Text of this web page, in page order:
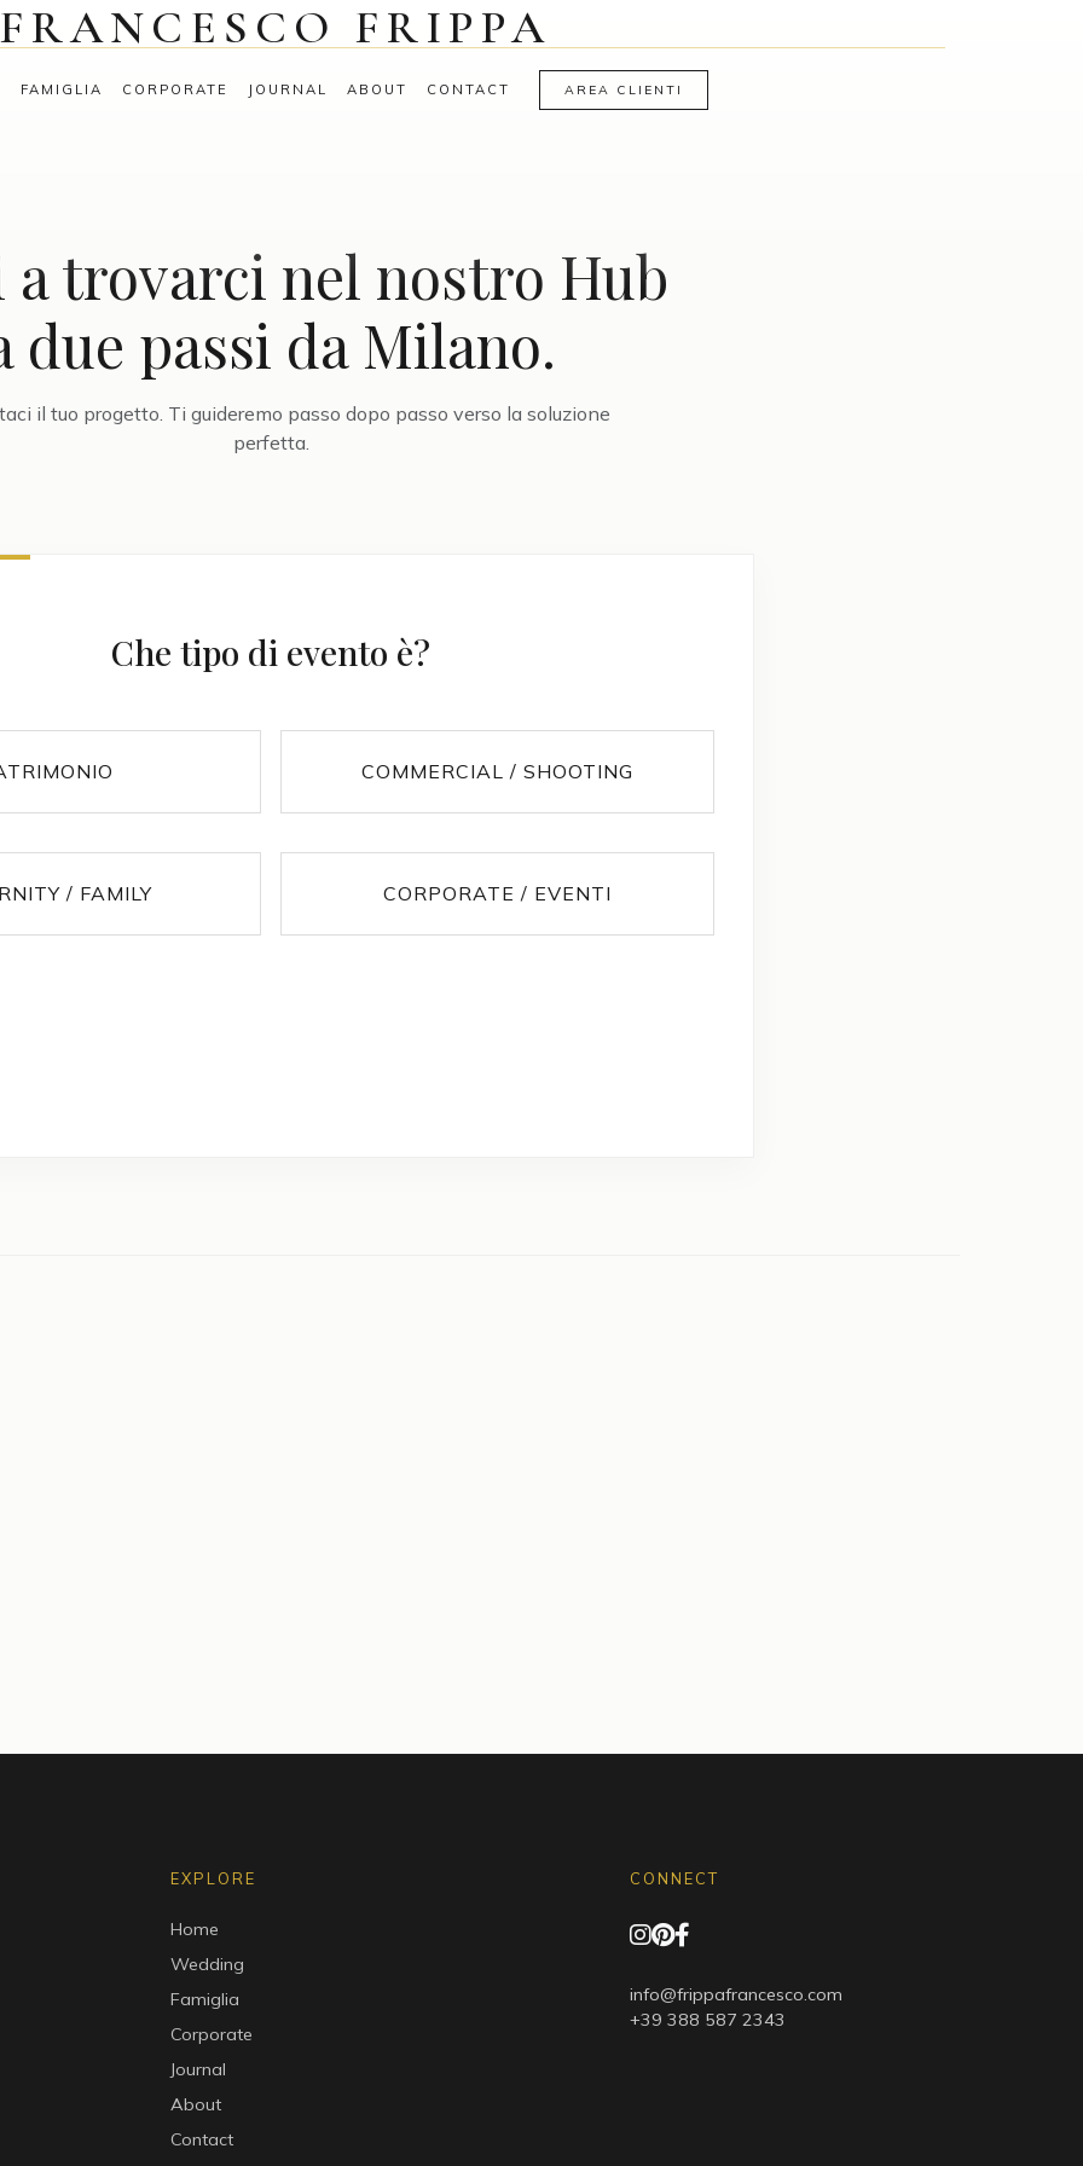
FRANCESCO FRIPPA
FAMIGLIA CORPORATE JOURNAL ABOUT CONTACT AREA CLIENTI
a trovarci nel nostro Hub
due passi da Milano.
il tuo progetto. Ti guideremo passo dopo passo verso la soluzione
perfetta.
Che tipo di evento è?
COMMERCIAL / SHOOTING
/ FAMILY CORPORATE / EVENTI
EXPLORE
Home
Wedding
Famiglia
Corporate
Journal
About
Contact
CONNECT
info@frippafrancesco.com
+39 388 587 2343